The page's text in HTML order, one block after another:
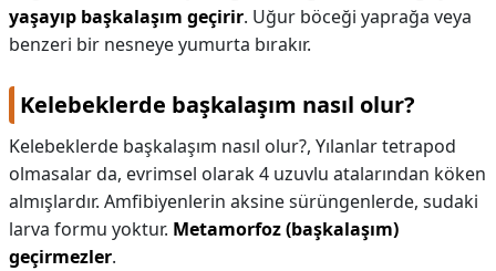
yaşayıp başkalaşım geçirir. Uğur böceği yaprağa veya
benzeri bir nesneye yumurta bırakır.
Kelebeklerde başkalaşım nasıl olur?
Kelebeklerde başkalaşım nasıl olur?, Yılanlar tetrapod
olmasalar da, evrimsel olarak 4 uzuvlu atalarından köken
almışlardır. Amfibiyenlerin aksine sürüngenlerde, sudaki
larva formu yoktur. Metamorfoz (başkalaşım)
geçirmezler.